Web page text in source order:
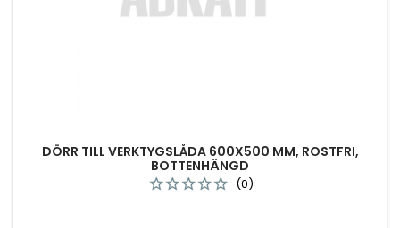
DÖRR TILL VERKTYGSLÅDA 600X500 MM, ROSTFRI,
BOTTENHÄNGD
(0)